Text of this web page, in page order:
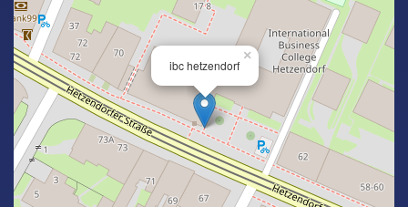
ibc hetzendorf
×